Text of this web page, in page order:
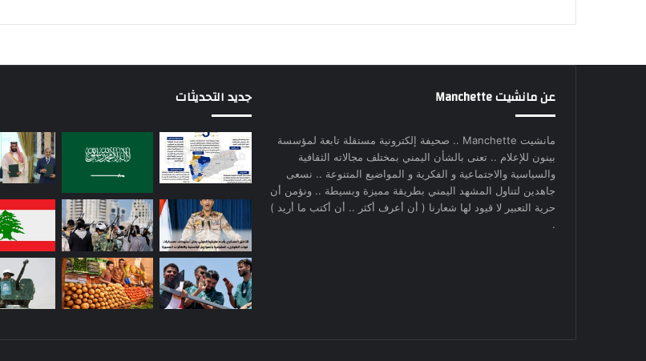
عن مانشيت Manchette
مانشيت Manchette .. صحيفة إلكترونية مستقلة تابعة لمؤسسة
بينون للإعلام .. تعنى بالشأن اليمني بمختلف مجالاته الثقافية
والسياسية والاجتماعية و الفكرية و المواضيع المتنوعة .. نسعى
جاهدين لتناول المشهد اليمني بطريقة مميزة وبسيطة .. ونؤمن أن
حرية التعبير لا قيود لها شعارنا ( أن أعرف أكثر .. أن أكتب ما أريد )
.
جديد التحديثات